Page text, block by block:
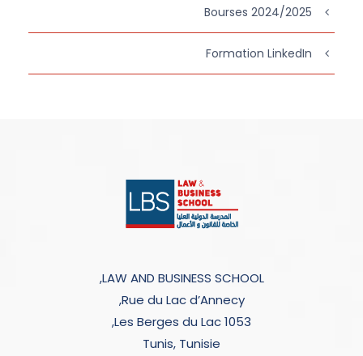
Bourses 2024/2025
Formation LinkedIn
LAW AND BUSINESS SCHOOL,
Rue du Lac d’Annecy,
Les Berges du Lac 1053,
Tunis, Tunisie